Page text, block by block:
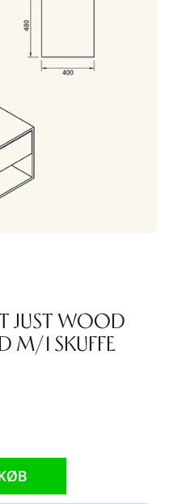
JUST WOOD
M/1 SKUFFE